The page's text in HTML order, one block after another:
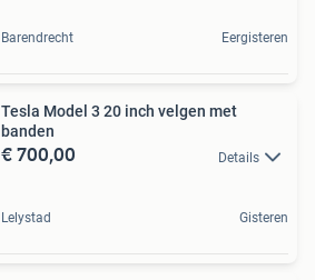
Barendrecht Eergisteren
Tesla Model 3 20 inch velgen met
banden
€ 700,00 Details
Lelystad Gisteren